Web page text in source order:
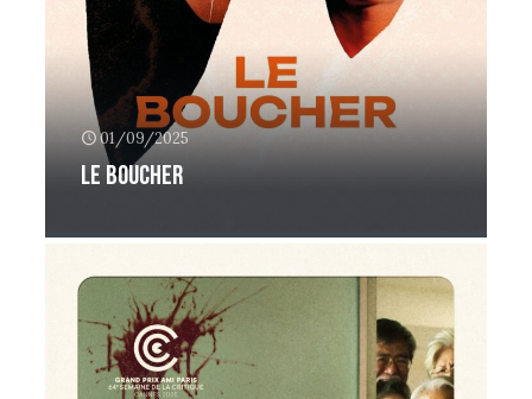
01/09/2025
Le boucher